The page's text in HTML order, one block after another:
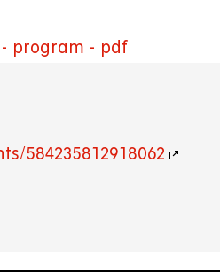
- program - pdf
584235812918062